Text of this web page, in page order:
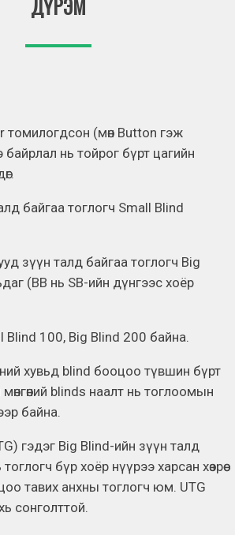
ДҮРЭМ
томилогдсон (мөн Button гэж
байрлал нь тойрог бүрт цагийн
байгаа тоглогч Small Blind
зүүн талд байгаа тоглогч Big
(BB нь SB-ийн дүнгээс хоёр
100, Big Blind 200 байна.
хувьд blind бооцоо түвшин бүрт
blinds наалт нь тоглоомын
байна.
гэдэг Big Blind-ийн зүүн талд
бүр хоёр нүүрээ харсан хөзрөө
тавих анхны тоглогч юм. UTG
сонголттой.